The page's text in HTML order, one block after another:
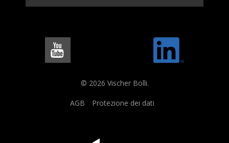
© 2026 Vischer Bolli.
AGB Protezione dei dati